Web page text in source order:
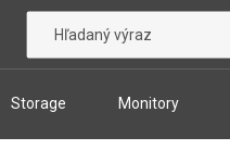
Storage Monitory